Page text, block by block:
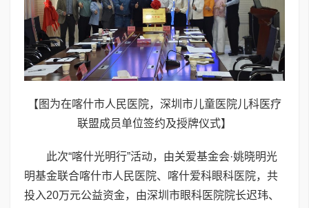
【图为在喀什市人民医院，深圳市儿童医院儿科医疗
联盟成员单位签约及授牌仪式】
此次“喀什光明行”活动，由关爱基金会·姚晓明光
明基金联合喀什市人民医院、喀什爱科眼科医院，共
投入20万元公益资金，由深圳市眼科医院院长迟玮、